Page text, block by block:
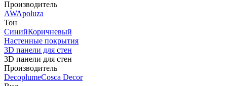
Производитель
AWApoluza
Тон
СинийКоричневый
Настенные покрытия
3D панели для стен
3D панели для стен
Производитель
DecoplumeCosca Decor